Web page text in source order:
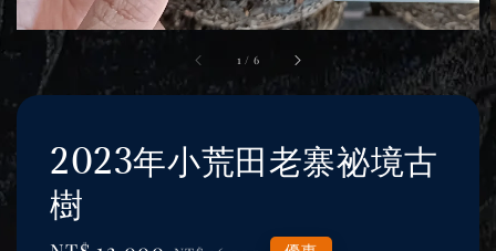
1 / 6
2023年小荒田老寨祕境古
樹